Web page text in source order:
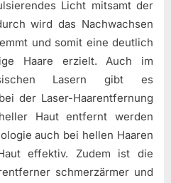
Licht mitsamt der
wird das Nachwachsen
und somit eine deutlich
Haare erzielt. Auch im
Lasern gibt es
der Laser-Haarentfernung
Haut entfernt werden
auch bei hellen Haaren
effektiv. Zudem ist die
schmerzärmer und